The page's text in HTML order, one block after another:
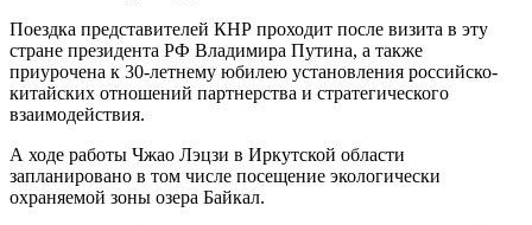
Поездка представителей КНР проходит после визита в эту
стране президента РФ Владимира Путина, а также
приурочена к 30-летнему юбилею установления российско-
китайских отношений партнерства и стратегического
взаимодействия.
А ходе работы Чжао Лэцзи в Иркутской области
запланировано в том числе посещение экологически
охраняемой зоны озера Байкал.